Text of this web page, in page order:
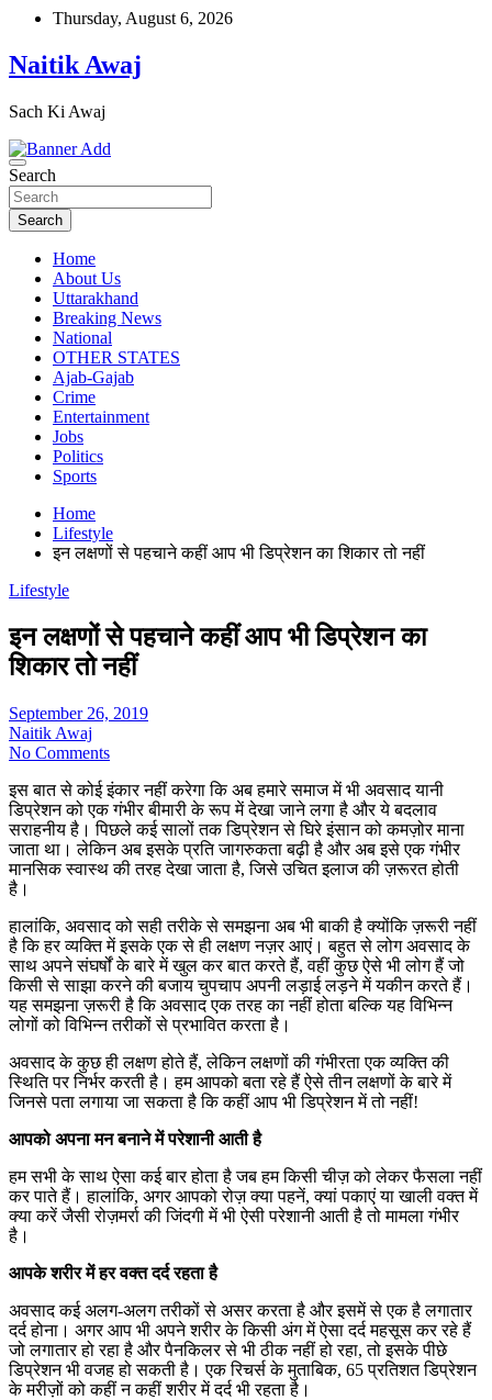
Skip
content
Thursday, August 6, 2026
Naitik Awaj
Sach Ki Awaj
Search
Search
Home
About Us
Uttarakhand
Breaking News
National
OTHER STATES
Ajab-Gajab
Crime
Entertainment
Jobs
Politics
Sports
Home
Lifestyle
इन लक्षणों से पहचाने कहीं आप भी डिप्रेशन का शिकार तो नहीं
Lifestyle
इन लक्षणों से पहचाने कहीं आप भी डिप्रेशन का
शिकार तो नहीं
September 26, 2019
Naitik Awaj
No Comments
इस बात से कोई इंकार नहीं करेगा कि अब हमारे समाज में भी अवसाद यानी
डिप्रेशन को एक गंभीर बीमारी के रूप में देखा जाने लगा है और ये बदलाव
सराहनीय है। पिछले कई सालों तक डिप्रेशन से घिरे इंसान को कमज़ोर माना
जाता था। लेकिन अब इसके प्रति जागरुकता बढ़ी है और अब इसे एक गंभीर
मानसिक स्वास्थ की तरह देखा जाता है, जिसे उचित इलाज की ज़रूरत होती
है।
हालांकि, अवसाद को सही तरीके से समझना अब भी बाकी है क्योंकि ज़रूरी नहीं
है कि हर व्यक्ति में इसके एक से ही लक्षण नज़र आएं। बहुत से लोग अवसाद के
साथ अपने संघर्षों के बारे में खुल कर बात करते हैं, वहीं कुछ ऐसे भी लोग हैं जो
किसी से साझा करने की बजाय चुपचाप अपनी लड़ाई लड़ने में यकीन करते हैं।
यह समझना ज़रूरी है कि अवसाद एक तरह का नहीं होता बल्कि यह विभिन्न
लोगों को विभिन्न तरीकों से प्रभावित करता है।
अवसाद के कुछ ही लक्षण होते हैं, लेकिन लक्षणों की गंभीरता एक व्यक्ति की
स्थिति पर निर्भर करती है। हम आपको बता रहे हैं ऐसे तीन लक्षणों के बारे में
जिनसे पता लगाया जा सकता है कि कहीं आप भी डिप्रेशन में तो नहीं!
आपको अपना मन बनाने में परेशानी आती है
हम सभी के साथ ऐसा कई बार होता है जब हम किसी चीज़ को लेकर फैसला नहीं
कर पाते हैं। हालांकि, अगर आपको रोज़ क्या पहनें, क्यां पकाएं या खाली वक्त में
क्या करें जैसी रोज़मर्रा की जिंदगी में भी ऐसी परेशानी आती है तो मामला गंभीर
है।
आपके शरीर में हर वक्त दर्द रहता है
अवसाद कई अलग-अलग तरीकों से असर करता है और इसमें से एक है लगातार
दर्द होना। अगर आप भी अपने शरीर के किसी अंग में ऐसा दर्द महसूस कर रहे हैं
जो लगातार हो रहा है और पैनकिलर से भी ठीक नहीं हो रहा, तो इसके पीछे
डिप्रेशन भी वजह हो सकती है। एक रिचर्स के मुताबिक, 65 प्रतिशत डिप्रेशन
के मरीज़ों को कहीं न कहीं शरीर में दर्द भी रहता है।